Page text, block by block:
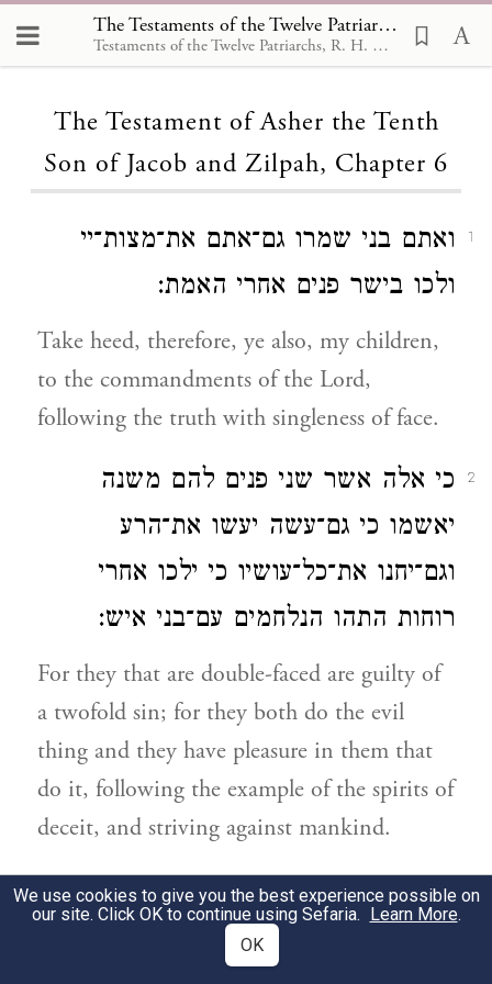
The Testaments of the Twelve Patriarchs, The Testament of Asher the Tenth Son of Jacob and Zilpah 6
Testaments of the Twelve Patriarchs, R. H. Charles,1908
Loading...
The Testament of Asher the Tenth
Son of Jacob and Zilpah, Chapter 6
1
ואתם בני שמרו גם־אתם את־מצות־יי
ולכו בישר פנים אחרי האמת:
Take heed, therefore, ye also, my children,
to the commandments of the Lord,
following the truth with singleness of face.
2
כי אלה אשר שני פנים להם משנה
יאשמו כי גם־עשה יעשו את־הרע
וגם־יחנו את־כל־עושיו כי ילכו אחרי
רוחות התהו הנלחמים עם־בני איש:
For they that are double-faced are guilty of
a twofold sin; for they both do the evil
thing and they have pleasure in them that
do it, following the example of the spirits of
deceit, and striving against mankind.
שמרו בני אתם את־מצות יי ואל תלכו
אחרי הרע בחשבכם אותו לטוב ודרשו
We use cookies to give you the best experience possible on
our site. Click OK to continue using Sefaria. Learn More.
OK